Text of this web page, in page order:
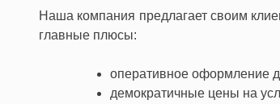
Наша компания предлагает своим
главные плюсы:
оперативное оформление
демократичные цены на